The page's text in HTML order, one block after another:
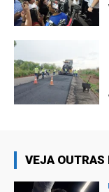
VEJA OUTRAS